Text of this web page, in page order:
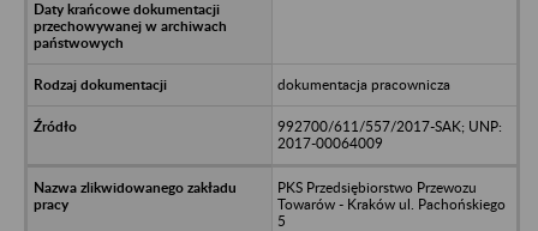
dokumentacja pracownicza
992700/611/557/2017-SAK; UNP:
2017-00064009
PKS Przedsiębiorstwo Przewozu
Towarów - Kraków ul. Pachońskiego
5